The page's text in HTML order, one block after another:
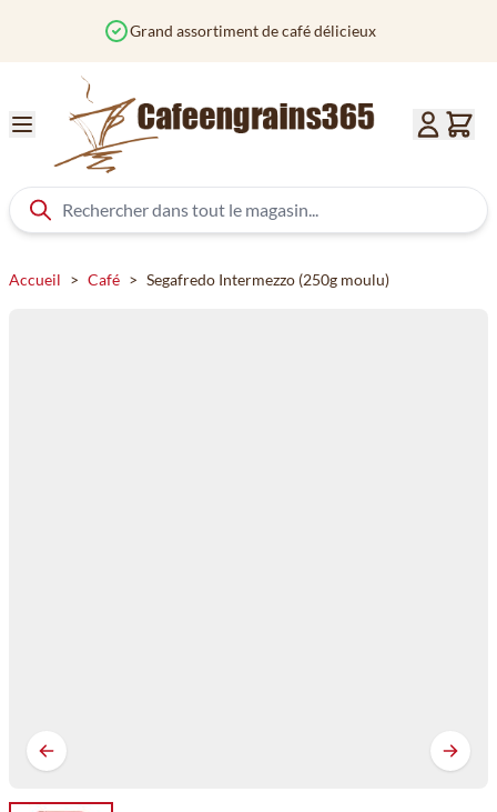
Commandé avant 12h? Expédié aujourd'hui
Accueil > Café > Segafredo Intermezzo (250g moulu)